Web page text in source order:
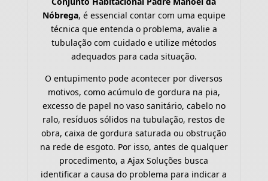
Nóbrega, é essencial contar com uma equipe
técnica que entenda o problema, avalie a
tubulação com cuidado e utilize métodos
adequados para cada situação.
O entupimento pode acontecer por diversos
motivos, como acúmulo de gordura na pia,
excesso de papel no vaso sanitário, cabelo no
ralo, resíduos sólidos na tubulação, restos de
obra, caixa de gordura saturada ou obstrução
na rede de esgoto. Por isso, antes de qualquer
procedimento, a Ajax Soluções busca
identificar a causa do problema para indicar a